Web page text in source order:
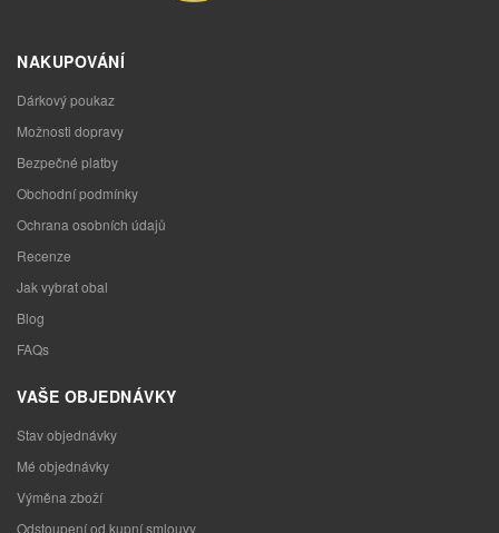
NAKUPOVÁNÍ
Dárkový poukaz
Možnosti dopravy
Bezpečné platby
Obchodní podmínky
Ochrana osobních údajů
Recenze
Jak vybrat obal
Blog
FAQs
VAŠE OBJEDNÁVKY
Stav objednávky
Mé objednávky
Výměna zboží
Odstoupení od kupní smlouvy